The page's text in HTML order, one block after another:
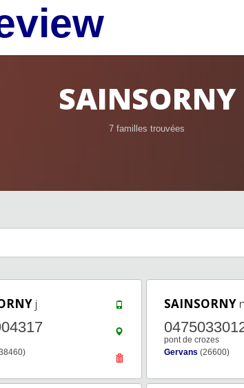
SAINSORNY
7 familles trouvées
j SAINSORNY
pont de crozes
Gervans (26600)